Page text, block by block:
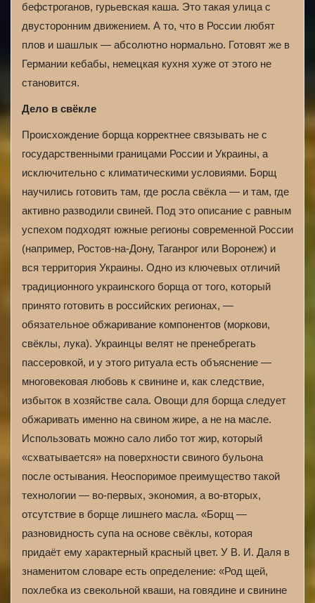
бефстроганов, гурьевская каша. Это такая улица с
двусторонним движением. А то, что в России любят
плов и шашлык — абсолютно нормально. Готовят же в
Германии кебабы, немецкая кухня хуже от этого не
становится.
Дело в свёкле
Происхождение борща корректнее связывать не с
государственными границами России и Украины, а
исключительно с климатическими условиями. Борщ
научились готовить там, где росла свёкла — и там, где
активно разводили свиней. Под это описание с равным
успехом подходят южные регионы современной России
(например, Ростов-на-Дону, Таганрог или Воронеж) и
вся территория Украины. Одно из ключевых отличий
традиционного украинского борща от того, который
принято готовить в российских регионах, —
обязательное обжаривание компонентов (моркови,
свёклы, лука). Украинцы велят не пренебрегать
пассеровкой, и у этого ритуала есть объяснение —
многовековая любовь к свинине и, как следствие,
избыток в хозяйстве сала. Овощи для борща следует
обжаривать именно на свином жире, а не на масле.
Использовать можно сало либо тот жир, который
«схватывается» на поверхности свиного бульона
после остывания. Неоспоримое преимущество такой
технологии — во-первых, экономия, а во-вторых,
отсутствие в борще лишнего масла. «Борщ —
разновидность супа на основе свёклы, которая
придаёт ему характерный красный цвет. У В. И. Даля в
знаменитом словаре есть определение: «Род щей,
похлебка из свекольной кваши, на говядине и свинине